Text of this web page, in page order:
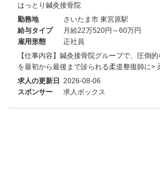
はっとり鍼灸接骨院
勤務地
さいたま市 東宮原駅
給与タイプ
月給22万520円～60万円
雇用形態
正社員
【仕事内容】鍼灸接骨院グループで、圧倒
を最初から最後まで診られる柔道整復師に>
求人の更新日 2026-08-06
スポンサー
求人ボックス